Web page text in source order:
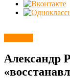
Александр